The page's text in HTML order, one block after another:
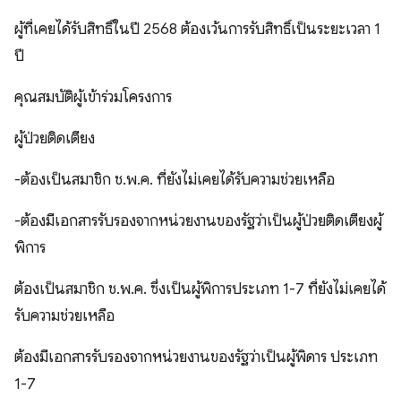
ผู้ที่เคยได้รับสิทธิ์ในปี 2568 ต้องเว้นการรับสิทธิ์เป็นระยะเวลา 1
ปี
คุณสมบัติผู้เข้าร่วมโครงการ
ผู้ป่วยติดเตียง
-ต้องเป็นสมาชิก ช.พ.ค. ที่ยังไม่เคยได้รับความช่วยเหลือ
-ต้องมีเอกสารรับรองจากหน่วยงานของรัฐว่าเป็นผู้ป่วยติดเตียงผู้
พิการ
ต้องเป็นสมาชิก ช.พ.ค. ซึ่งเป็นผู้พิการประเภท 1-7 ที่ยังไม่เคยได้
รับความช่วยเหลือ
ต้องมีเอกสารรับรองจากหน่วยงานของรัฐว่าเป็นผู้พิดาร ประเภท
1-7